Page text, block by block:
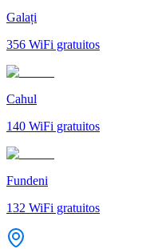
Galați
356 WiFi gratuitos
Cahul
140 WiFi gratuitos
Fundeni
132 WiFi gratuitos